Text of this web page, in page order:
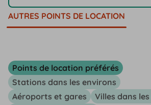
AUTRES POINTS DE LOCATION
Points de location préférés
Stations dans les environs
Aéroports et gares
Villes dans